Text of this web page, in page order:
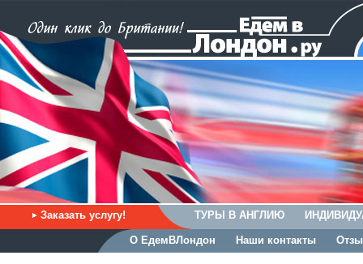
Заказать услугу! ТУРЫ В АНГЛИЮ
О ЕдемВЛондон Наши контакты